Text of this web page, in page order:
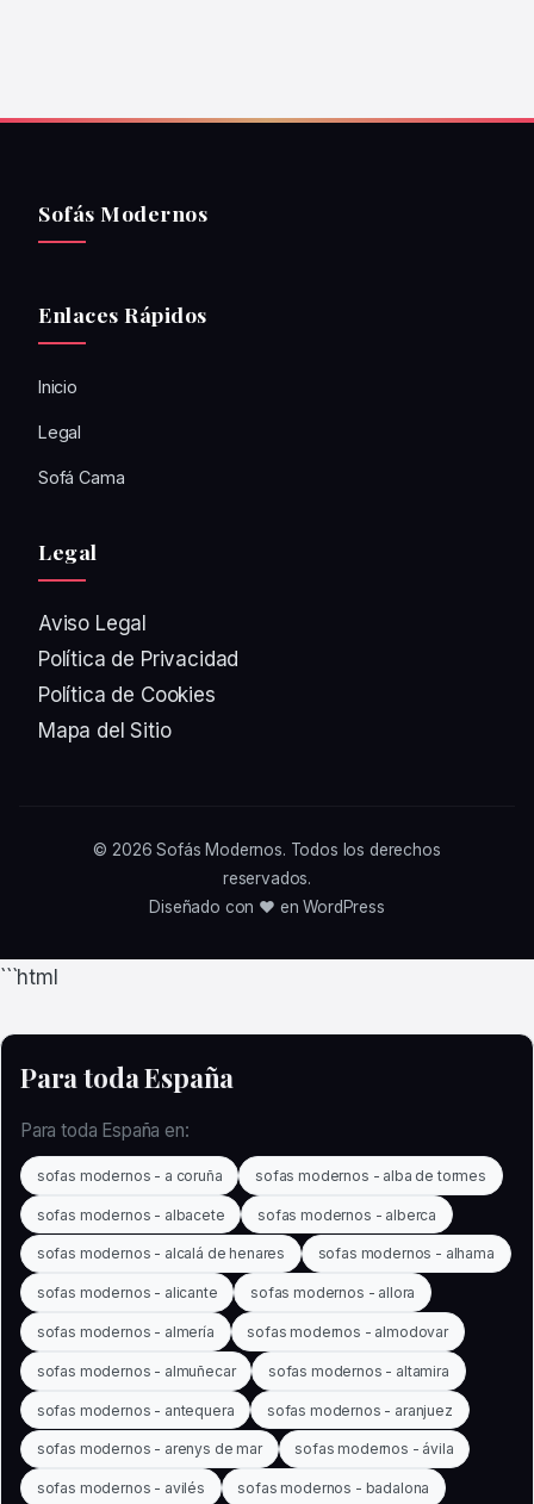
Sofás Modernos
Enlaces Rápidos
Inicio
Legal
Sofá Cama
Legal
Aviso Legal
Política de Privacidad
Política de Cookies
Mapa del Sitio
© 2026Sofás Modernos. Todos los derechos
reservados.
Diseñado con ❤️ en WordPress
```html
Para toda España
Para toda España en:
sofas modernos - a coruña sofas modernos - alba de tormes
sofas modernos - albacete sofas modernos - alberca
sofas modernos - alcalá de henares sofas modernos - alhama
sofas modernos - alicante sofas modernos - allora
sofas modernos - almería sofas modernos - almodovar
sofas modernos - almuñecar sofas modernos - altamira
sofas modernos - antequera sofas modernos - aranjuez
sofas modernos - arenys de mar sofas modernos - ávila
sofas modernos - avilés sofas modernos - badalona